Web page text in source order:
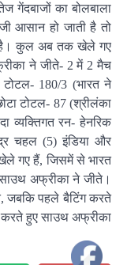
गेंदबाजों का बोलबाला
आसान हो जाती है तो
है। कुल अब तक खेले गए
ने जीते- 2 में 2 मैच
180/3 (भारत ने
टोटल- 87 (श्रीलंका
व्यक्तिगत रन- हेनरिक
चहल (5) इंडिया और
गए हैं, जिसमें से भारत
अफ्रीका ने जीते।
जबकि पहले बैटिंग करते
हुए साउथ अफ्रीका